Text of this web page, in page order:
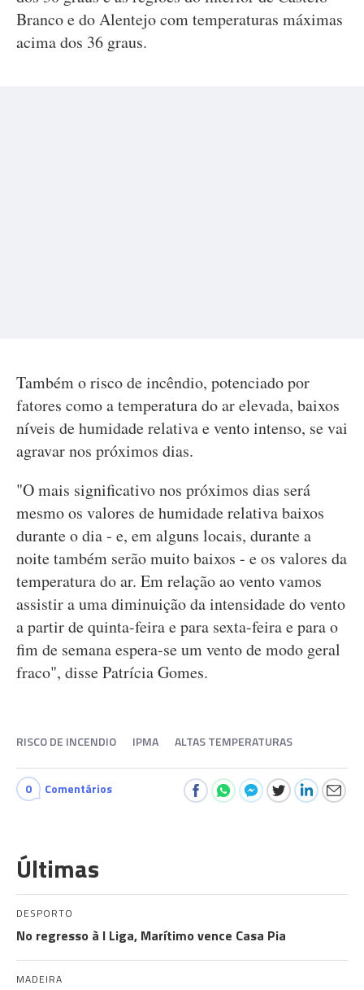
Branco e do Alentejo com temperaturas máximas
acima dos 36 graus.
Também o risco de incêndio, potenciado por
fatores como a temperatura do ar elevada, baixos
níveis de humidade relativa e vento intenso, se vai
agravar nos próximos dias.
"O mais significativo nos próximos dias será
mesmo os valores de humidade relativa baixos
durante o dia - e, em alguns locais, durante a
noite também serão muito baixos - e os valores da
temperatura do ar. Em relação ao vento vamos
assistir a uma diminuição da intensidade do vento
a partir de quinta-feira e para sexta-feira e para o
fim de semana espera-se um vento de modo geral
fraco", disse Patrícia Gomes.
RISCO DE INCENDIO IPMA ALTAS TEMPERATURAS
0 Comentários
Últimas
DESPORTO
No regresso à I Liga, Marítimo vence Casa Pia
MADEIRA